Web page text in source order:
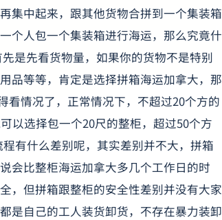
集中起来，跟其他货物合拼到一个集装箱
个人包一个集装箱进行海运，那么究竟什
是先看货物量，如果你的货物不是特别
品等等，肯定是选择拼箱海运加拿大，那
看情况了，正常情况下，不超过20个方的
以选择包一个20尺的整柜，超过50个方
有什么差别呢，其实差别并不大，拼箱
会比整柜海运加拿大多几个工作日的时
，但拼箱跟整柜的安全性差别并没有大家
是自己的工人装货卸货，不存在暴力装卸